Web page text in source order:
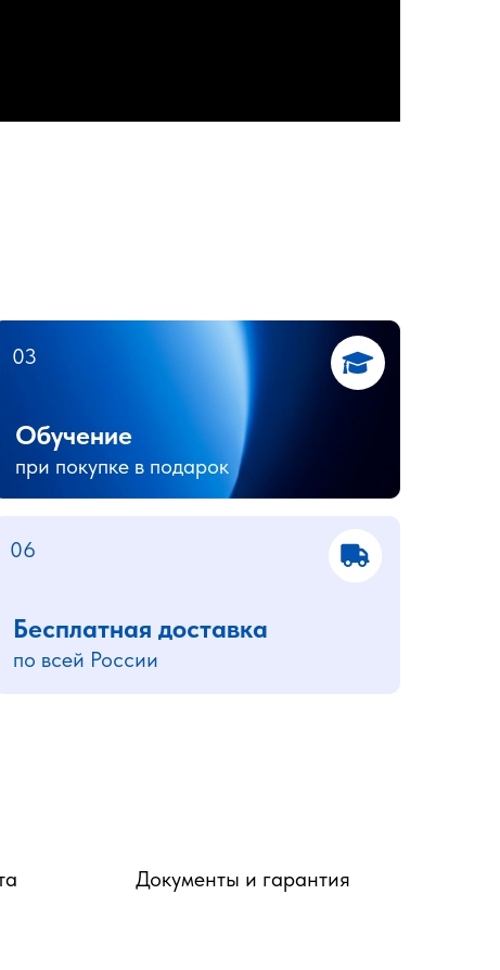
06
по всей России
Бесплатная доставка
03
при покупке в подарок
Обучение
Документы и гарантия